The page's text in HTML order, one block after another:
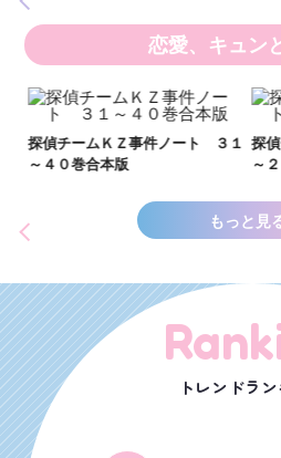
恋愛、キュン
探偵チームＫＺ事件ノート ３１
～４０巻合本版
探
～
もっと見
トレンドラ